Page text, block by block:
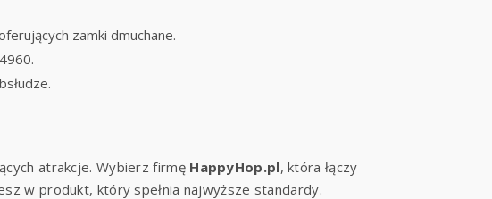
zamki dmuchane.
atrakcje. Wybierz firmę HappyHop.pl, która łączy
w produkt, który spełnia najwyższe standardy.